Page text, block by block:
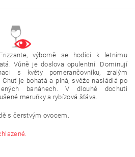
výborně se hodící k letnímu
Vůně je doslova opulentní. Dominují
s květy pomerančovníku, zralým
je bohatá a plná, svěže nasládlá po
banánech. V dlouhé dochuti
meruňky a rybízová šťáva.
s čerstvým ovocem.